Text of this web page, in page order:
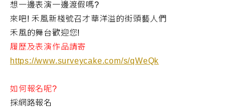
想一邊表演一邊渡假嗎?
來吧!禾風新棧號召才華洋溢的街頭藝人們
禾風的舞台歡迎您!
履歷及表演作品請寄
https://www.surveycake.com/s/qWeQk
如何報名呢?
採網路報名